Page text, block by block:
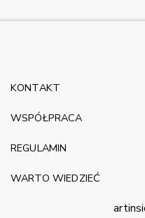
KONTAKT
WSPÓŁPRACA
REGULAMIN
WARTO WIEDZIEĆ